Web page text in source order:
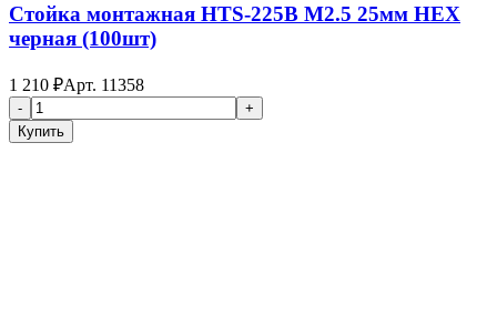
Стойка монтажная HTS-225B M2.5 25мм HEX
черная (100шт)
1 210 ₽Арт. 11358
-
+
Купить